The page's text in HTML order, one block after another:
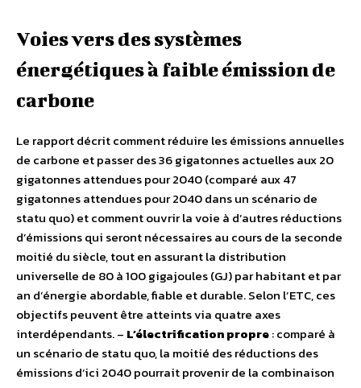
Voies vers des systèmes
énergétiques à faible émission de
carbone
Le rapport décrit comment réduire les émissions annuelles
de carbone et passer des 36 gigatonnes actuelles aux 20
gigatonnes attendues pour 2040 (comparé aux 47
gigatonnes attendues pour 2040 dans un scénario de
statu quo) et comment ouvrir la voie à d’autres réductions
d’émissions qui seront nécessaires au cours de la seconde
moitié du siècle, tout en assurant la distribution
universelle de 80 à 100 gigajoules (GJ) par habitant et par
an d’énergie abordable, fiable et durable. Selon l’ETC, ces
objectifs peuvent être atteints via quatre axes
interdépendants. – L’électrification propre: comparé à
un scénario de statu quo, la moitié des réductions des
émissions d’ici 2040 pourrait provenir de la combinaison